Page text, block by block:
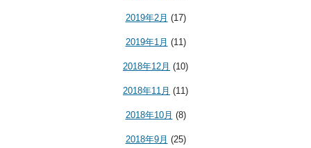
2019年2月 (17)
2019年1月 (11)
2018年12月 (10)
2018年11月 (11)
2018年10月 (8)
2018年9月 (25)